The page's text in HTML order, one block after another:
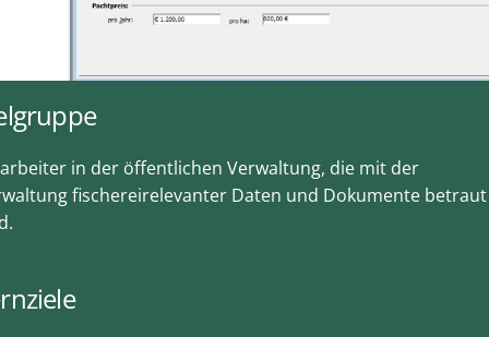
in der öffentlichen Verwaltung, die mit der
fischereirelevanter Daten und Dokumente betraut